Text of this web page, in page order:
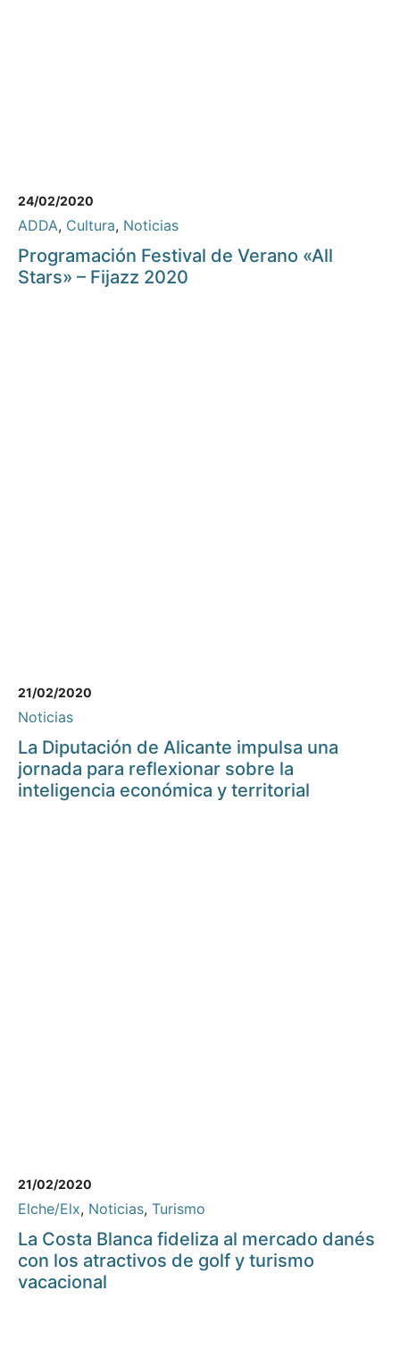
24/02/2020
ADDA, Cultura, Noticias
Programación Festival de Verano «All
Stars» – Fijazz 2020
21/02/2020
Noticias
La Diputación de Alicante impulsa una
jornada para reflexionar sobre la
inteligencia económica y territorial
21/02/2020
Elche/Elx, Noticias, Turismo
La Costa Blanca fideliza al mercado danés
con los atractivos de golf y turismo
vacacional